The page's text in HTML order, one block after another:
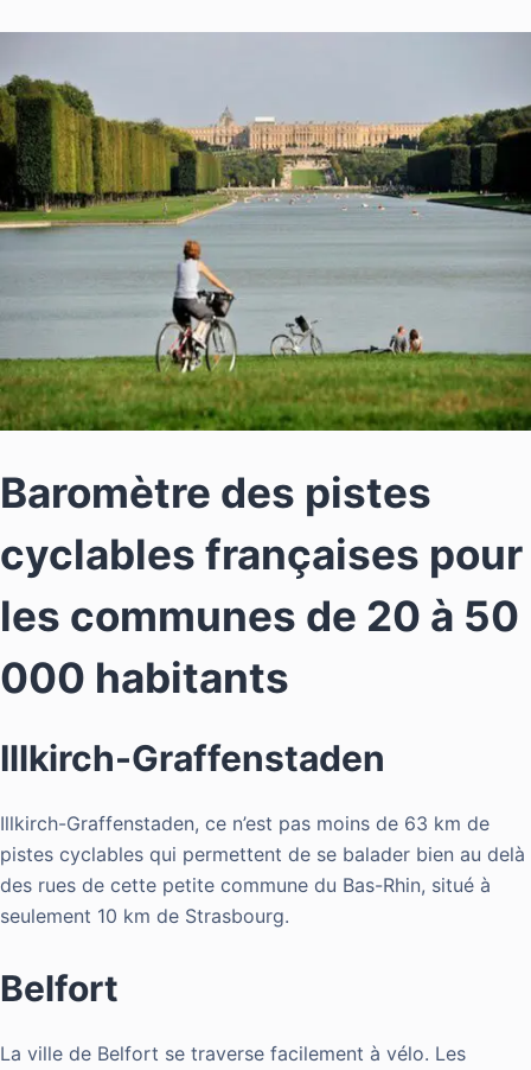
Baromètre des pistes
cyclables françaises pour
les communes de 20 à 50
000 habitants
Illkirch-Graffenstaden
Illkirch-Graffenstaden, ce n’est pas moins de 63 km de
pistes cyclables qui permettent de se balader bien au delà
des rues de cette petite commune du Bas-Rhin, situé à
seulement 10 km de Strasbourg.
Belfort
La ville de Belfort se traverse facilement à vélo. Les